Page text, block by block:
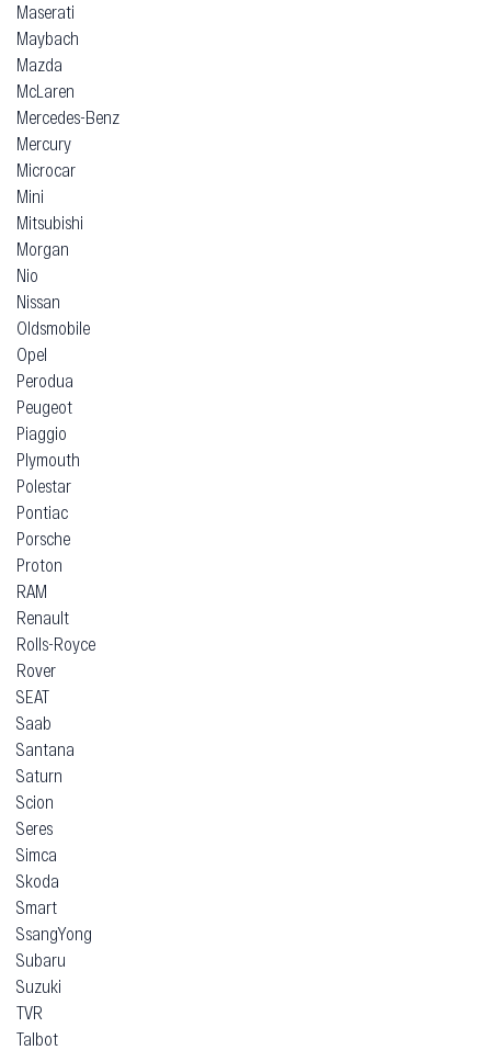
Maserati
Maybach
Mazda
McLaren
Mercedes-Benz
Mercury
Microcar
Mini
Mitsubishi
Morgan
Nio
Nissan
Oldsmobile
Opel
Perodua
Peugeot
Piaggio
Plymouth
Polestar
Pontiac
Porsche
Proton
RAM
Renault
Rolls-Royce
Rover
SEAT
Saab
Santana
Saturn
Scion
Seres
Simca
Skoda
Smart
SsangYong
Subaru
Suzuki
TVR
Talbot